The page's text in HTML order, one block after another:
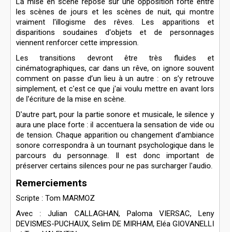
les scènes de jours et les scènes de nuit, qui montre
vraiment l'illogisme des rêves. Les apparitions et
disparitions soudaines d'objets et de personnages
viennent renforcer cette impression.
Les transitions devront être très fluides et
cinématographiques, car dans un rêve, on ignore souvent
comment on passe d’un lieu à un autre : on s’y retrouve
simplement, et c'est ce que j'ai voulu mettre en avant lors
de l'écriture de la mise en scène.
D'autre part, pour la partie sonore et musicale, le silence y
aura une place forte : il accentuera la sensation de vide ou
de tension. Chaque apparition ou changement d’ambiance
sonore correspondra à un tournant psychologique dans le
parcours du personnage. Il est donc important de
préserver certains silences pour ne pas surcharger l'audio.
Remerciements
Scripte : Tom MARMOZ
Avec : Julian CALLAGHAN, Paloma VIERSAC, Leny
DEVISMES-PUCHAUX, Selim DE MIRHAM, Eléa GIOVANELLI